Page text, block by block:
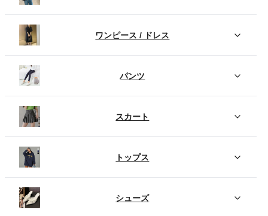
ワンピース / ドレス
パンツ
スカート
トップス
シューズ